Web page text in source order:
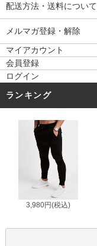
配送方法・送料について
メルマガ登録・解除
マイアカウント
会員登録
ログイン
ランキング
3,980円(税込)